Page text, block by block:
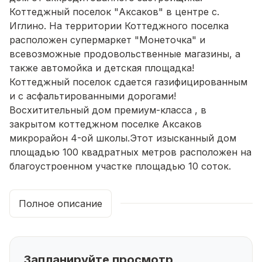
Коттеджный поселок "Аксаков" в центре с.
Иглино. На территории Коттеджного поселка
расположен супермаркет "Монеточка" и
всевозможные продовольственные магазины, а
также автомойка и детская площадка!
Коттеджный поселок сдается газифицированным
и с асфальтированными дорогами!
Восхитительный дом премиум-класса , в
закрытом коттеджном поселке Аксаков
микрорайон 4-ой школы.Этот изысканный дом
площадью 100 квадратных метров расположен на
благоустроенном участке площадью 10 соток.
он воплощает собой высочайшие стандарты
качества и надежности.Основные
участка: 10 сотокМатериал: Прочный
Полное описание